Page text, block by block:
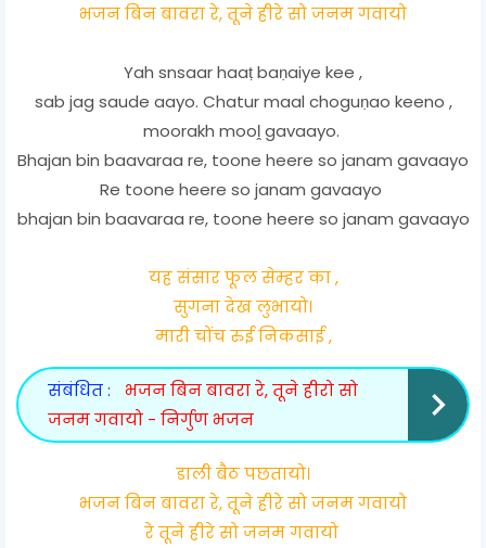
भजन बिन बावरा रे, तूने हीरे सो जनम गवायो
Yah snsaar haaṭ baṇaiye kee ,
sab jag saude aayo. Chatur maal choguṇao keeno ,
moorakh mooḽ gavaayo.
Bhajan bin baavaraa re, toone heere so janam gavaayo
Re toone heere so janam gavaayo
bhajan bin baavaraa re, toone heere so janam gavaayo
यह संसार फूल सेम्हर का ,
सुगना देख लुभायो।
मारी चोंच रुई निकसाई ,
संबंधित :
भजन बिन बावरा रे, तूने हीरो सो
जनम गवायो - निर्गुण भजन
डाली बैठ पछतायो।
भजन बिन बावरा रे, तूने हीरे सो जनम गवायो
रे तूने हीरे सो जनम गवायो